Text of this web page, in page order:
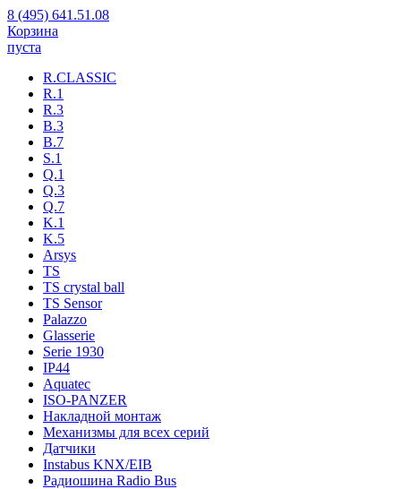
8 (495) 641.51.08
Корзина
пуста
R.CLASSIC
R.1
R.3
B.3
B.7
S.1
Q.1
Q.3
Q.7
K.1
K.5
Arsys
TS
TS crystal ball
TS Sensor
Palazzo
Glasserie
Serie 1930
IP44
Aquatec
ISO-PANZER
Накладной монтаж
Механизмы для всех серий
Датчики
Instabus KNX/EIB
Радиошина Radio Bus